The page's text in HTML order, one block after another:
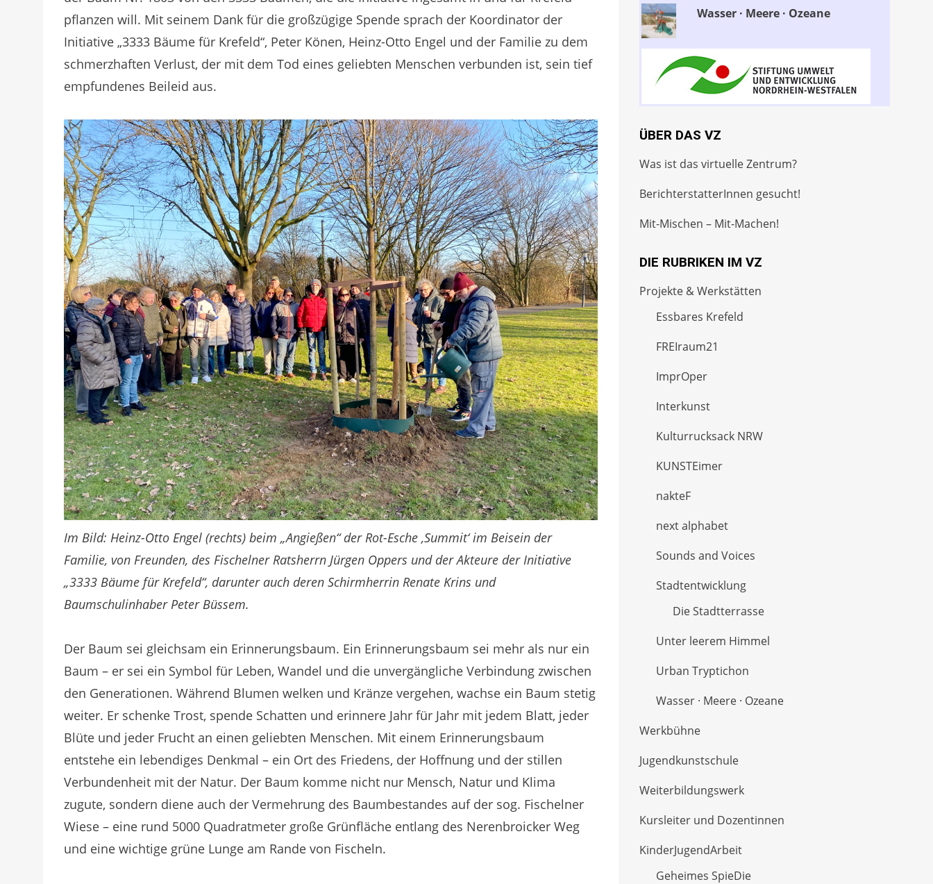
pflanzen will. Mit seinem Dank für die großzügige Spende sprach der Koordinator der
Initiative „3333 Bäume für Krefeld“, Peter Könen, Heinz-Otto Engel und der Familie zu dem
schmerzhaften Verlust, der mit dem Tod eines geliebten Menschen verbunden ist, sein tief
empfundenes Beileid aus.
Im Bild: Heinz-Otto Engel (rechts) beim „Angießen“ der Rot-Esche ‚Summit‘ im Beisein der
Familie, von Freunden, des Fischelner Ratsherrn Jürgen Oppers und der Akteure der Initiative
„3333 Bäume für Krefeld“, darunter auch deren Schirmherrin Renate Krins und
Baumschulinhaber Peter Büssem.
Der Baum sei gleichsam ein Erinnerungsbaum. Ein Erinnerungsbaum sei mehr als nur ein
Baum – er sei ein Symbol für Leben, Wandel und die unvergängliche Verbindung zwischen
den Generationen. Während Blumen welken und Kränze vergehen, wachse ein Baum stetig
weiter. Er schenke Trost, spende Schatten und erinnere Jahr für Jahr mit jedem Blatt, jeder
Blüte und jeder Frucht an einen geliebten Menschen. Mit einem Erinnerungsbaum
entstehe ein lebendiges Denkmal – ein Ort des Friedens, der Hoffnung und der stillen
Verbundenheit mit der Natur. Der Baum komme nicht nur Mensch, Natur und Klima
zugute, sondern diene auch der Vermehrung des Baumbestandes auf der sog. Fischelner
Wiese – eine rund 5000 Quadratmeter große Grünfläche entlang des Nerenbroicker Weg
und eine wichtige grüne Lunge am Rande von Fischeln.
Wasser · Meere · Ozeane
ÜBER DAS VZ
Was ist das virtuelle Zentrum?
BerichterstatterInnen gesucht!
Mit-Mischen – Mit-Machen!
DIE RUBRIKEN IM VZ
Projekte & Werkstätten
Essbares Krefeld
FREIraum21
ImprOper
Interkunst
Kulturrucksack NRW
KUNSTEimer
nakteF
next alphabet
Sounds and Voices
Stadtentwicklung
Die Stadtterrasse
Unter leerem Himmel
Urban Tryptichon
Wasser · Meere · Ozeane
Werkbühne
Jugendkunstschule
Weiterbildungswerk
Kursleiter und Dozentinnen
KinderJugendArbeit
Geheimes SpieDie